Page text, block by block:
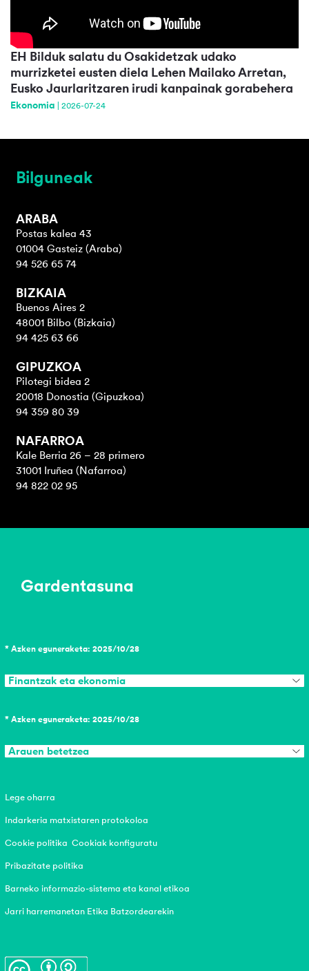
EH Bilduk salatu du Osakidetzak udako
murrizketei eusten diela Lehen Mailako Arretan,
Eusko Jaurlaritzaren irudi kanpainak gorabehera
Ekonomia 2026-07-24
Bilguneak
ARABA
Postas kalea 43
01004 Gasteiz (Araba)
94 526 65 74
BIZKAIA
Buenos Aires 2
48001 Bilbo (Bizkaia)
94 425 63 66
GIPUZKOA
Pilotegi bidea 2
20018 Donostia (Gipuzkoa)
94 359 80 39
NAFARROA
Kale Berria 26 – 28 primero
31001 Iruñea (Nafarroa)
94 822 02 95
Gardentasuna
* Azken eguneraketa: 2025/10/28
Finantzak eta ekonomia
* Azken eguneraketa: 2025/10/28
Arauen betetzea
Lege oharra
Indarkeria matxistaren protokoloa
Cookie politika Cookiak konfiguratu
Pribazitate politika
Barneko informazio-sistema eta kanal etikoa
Jarri harremanetan Etika Batzordearekin